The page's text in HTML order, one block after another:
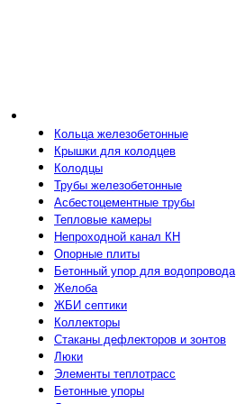
Кольца железобетонные
Крышки для колодцев
Колодцы
Трубы железобетонные
Асбестоцементные трубы
Тепловые камеры
Непроходной канал КН
Опорные плиты
Бетонный упор для водопровода
Желоба
ЖБИ септики
Коллекторы
Стаканы дефлекторов и зонтов
Люки
Элементы теплотрасс
Бетонные упоры